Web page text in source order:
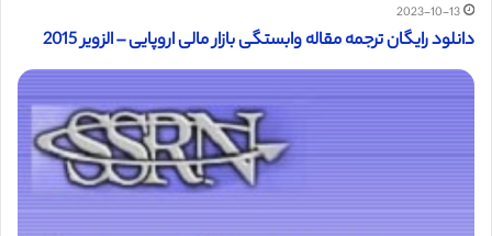
2023-10-13
دانلود رایگان ترجمه مقاله وابستگی بازار مالی اروپایی – الزویر 2015